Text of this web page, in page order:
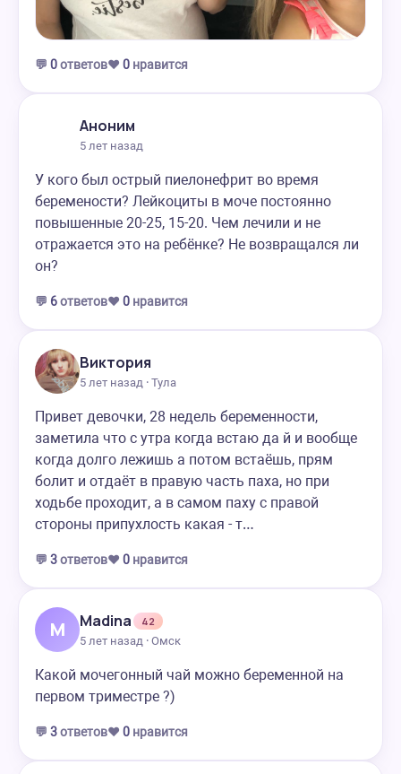
💬 0ответов❤️ 0 нравится
Аноним
5 лет назад
У кого был острый пиелонефрит во время
беремености? Лейкоциты в моче постоянно
повышенные 20-25, 15-20. Чем лечили и не
отражается это на ребёнке? Не возвращался ли
он?
💬 6ответов❤️ 0 нравится
Виктория
5 лет назад · Тула
Привет девочки, 28 недель беременности,
заметила что с утра когда встаю да й и вообще
когда долго лежишь а потом встаёшь, прям
болит и отдаёт в правую часть паха, но при
ходьбе проходит, а в самом паху с правой
стороны припухлость какая - т…
💬 3ответов❤️ 0 нравится
M Madina
42
5 лет назад · Омск
Какой мочегонный чай можно беременной на
первом триместре ?)
💬 3ответов❤️ 0 нравится